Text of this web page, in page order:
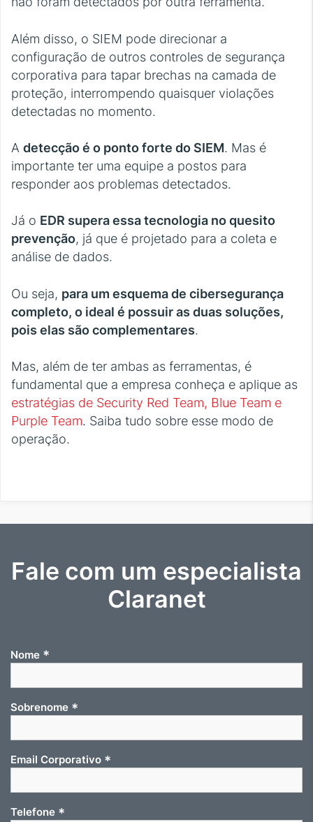
Além disso, o SIEM pode direcionar a
configuração de outros controles de segurança
corporativa para tapar brechas na camada de
proteção, interrompendo quaisquer violações
detectadas no momento.
A detecção é o ponto forte do SIEM. Mas é
importante ter uma equipe a postos para
responder aos problemas detectados.
Já o EDR supera essa tecnologia no quesito
prevenção, já que é projetado para a coleta e
análise de dados.
Ou seja, para um esquema de cibersegurança
completo, o ideal é possuir as duas soluções,
pois elas são complementares.
Mas, além de ter ambas as ferramentas, é
fundamental que a empresa conheça e aplique as
estratégias de Security Red Team, Blue Team e
Purple Team. Saiba tudo sobre esse modo de
operação.
Fale com um especialista
Claranet
Nome *
Sobrenome *
Email Corporativo *
Telefone *